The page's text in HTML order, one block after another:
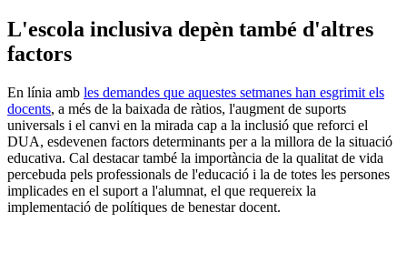
L'escola inclusiva depèn també d'altres
factors
En línia amb les demandes que aquestes setmanes han esgrimit els
docents, a més de la baixada de ràtios, l'augment de suports
universals i el canvi en la mirada cap a la inclusió que reforci el
DUA, esdevenen factors determinants per a la millora de la situació
educativa. Cal destacar també la importància de la qualitat de vida
percebuda pels professionals de l'educació i la de totes les persones
implicades en el suport a l'alumnat, el que requereix la
implementació de polítiques de benestar docent.